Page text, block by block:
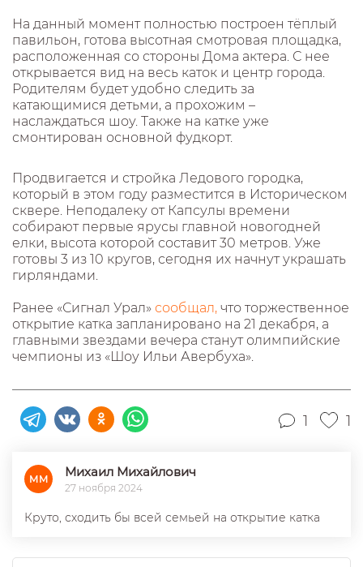
На данный момент полностью построен тёплый
павильон, готова высотная смотровая площадка,
расположенная со стороны Дома актера. С нее
открывается вид на весь каток и центр города.
Родителям будет удобно следить за
катающимися детьми, а прохожим –
наслаждаться шоу. Также на катке уже
смонтирован основной фудкорт.
Продвигается и стройка Ледового городка,
который в этом году разместится в Историческом
сквере. Неподалеку от Капсулы времени
собирают первые ярусы главной новогодней
елки, высота которой составит 30 метров. Уже
готовы 3 из 10 кругов, сегодня их начнут украшать
гирляндами.
Ранее «Сигнал Урал» сообщал, что торжественное
открытие катка запланировано на 21 декабря, а
главными звездами вечера станут олимпийские
чемпионы из «Шоу Ильи Авербуха».
1 1
ММ Михаил Михайлович
27 ноября 2024
Круто, сходить бы всей семьей на открытие катка